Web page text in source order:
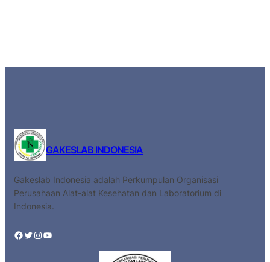
GAKESLAB INDONESIA
Gakeslab Indonesia adalah Perkumpulan Organisasi
Perusahaan Alat-alat Kesehatan dan Laboratorium di
Indonesia.
Facebook Twitter Instagram YouTube